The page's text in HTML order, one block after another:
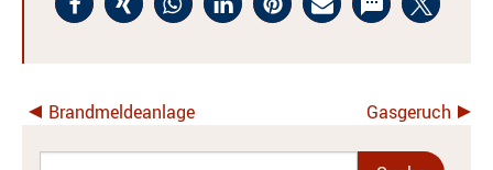
Brandmeldeanlage Gasgeruch